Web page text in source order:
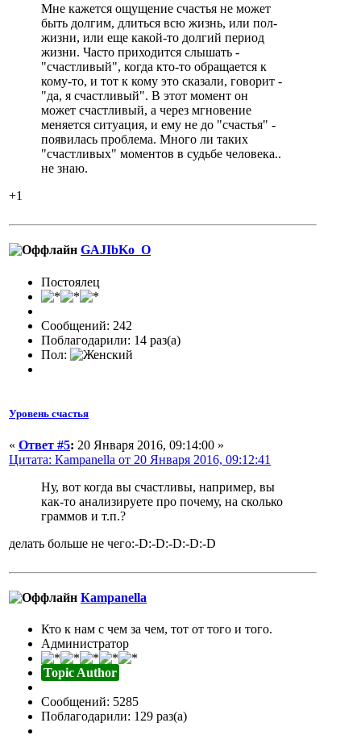
Мне кажется ощущение счастья не может
быть долгим, длиться всю жизнь, или пол-
жизни, или еще какой-то долгий период
жизни. Часто приходится слышать -
"счастливый", когда кто-то обращается к
кому-то, и тот к кому это сказали, говорит -
"да, я счастливый". В этот момент он
может счастливый, а через мгновение
меняется ситуация, и ему не до "счастья" -
появилась проблема. Много ли таких
"счастливых" моментов в судьбе человека..
не знаю.
+1
GAJIbKo_O
Постоялец
Сообщений: 242
Поблагодарили: 14 раз(а)
Пол:
Уровень счастья
« Ответ #5: 20 Января 2016, 09:14:00 »
Цитата: Кampanella от 20 Января 2016, 09:12:41
Ну, вот когда вы счастливы, например, вы
как-то анализируете про почему, на сколько
граммов и т.п.?
делать больше не чего:-D:-D:-D:-D:-D
Кampanella
Кто к нам с чем за чем, тот от того и того.
Администратор
Topic Author
Сообщений: 5285
Поблагодарили: 129 раз(а)